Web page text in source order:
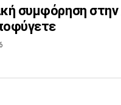
συμφόρηση στην